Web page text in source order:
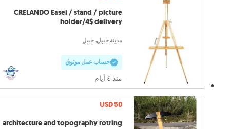
CRELANDO Easel / stand / picture
holder/4$ delivery
مدينة جبيل, جبيل
حساب عمل موثوق
منذ ٤ أيام
USD 50
architecture and topography rotring